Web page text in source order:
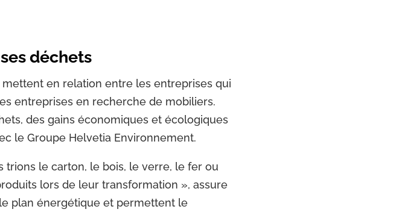
déchets
en relation entre les entreprises qui
entreprises en recherche de mobiliers.
des gains économiques et écologiques
le Groupe Helvetia Environnement.
le carton, le bois, le verre, le fer ou
lors de leur transformation », assure
plan énergétique et permettent le